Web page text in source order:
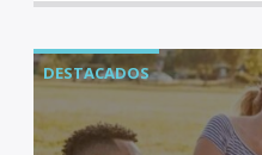
DESTACADOS